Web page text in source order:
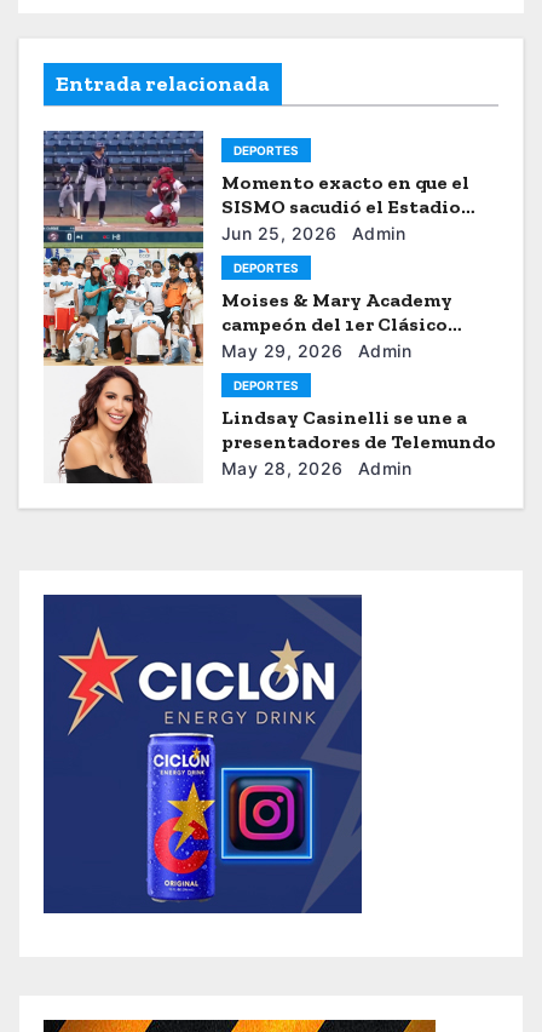
Entrada relacionada
DEPORTES
Momento exacto en que el
SISMO sacudió el Estadio
Universitario de Caracas
Jun 25, 2026 Admin
DEPORTES
Moises & Mary Academy
campeón del 1er Clásico
Internacional Ercilio-Tony-
Astacio de la HBA
May 29, 2026 Admin
DEPORTES
Lindsay Casinelli se une a
presentadores de Telemundo
May 28, 2026 Admin